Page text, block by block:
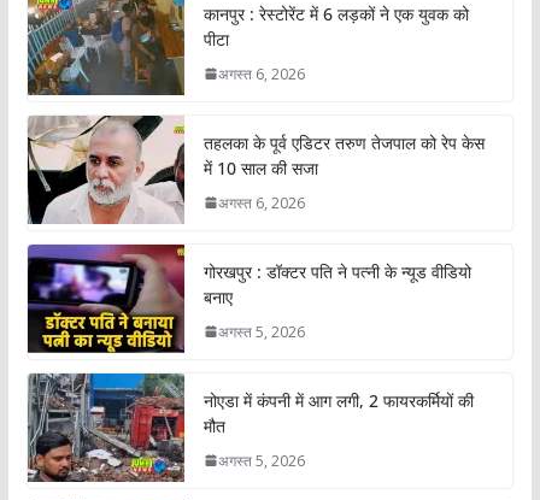
कानपुर : रेस्टोरेंट में 6 लड़कों ने एक युवक को
पीटा
अगस्त 6, 2026
तहलका के पूर्व एडिटर तरुण तेजपाल को रेप केस
में 10 साल की सजा
अगस्त 6, 2026
गोरखपुर : डॉक्टर पति ने पत्नी के न्यूड वीडियो
बनाए
अगस्त 5, 2026
नोएडा में कंपनी में आग लगी, 2 फायरकर्मियों की
मौत
अगस्त 5, 2026